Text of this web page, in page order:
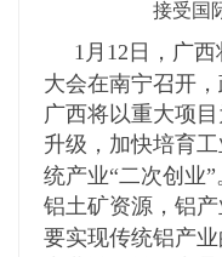
接受国
1月 12 日，广
大会在南宁召开
广西将以重大项
升级，加快培育
统产业“二次创业”
铝土矿资源，铝
要实现传统铝产业